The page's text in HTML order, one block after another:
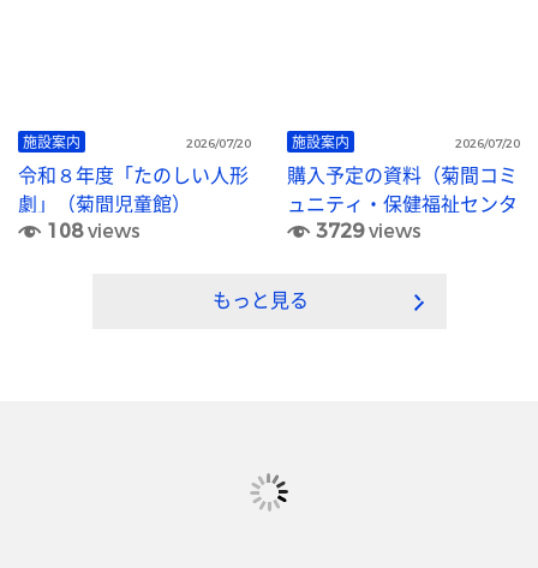
施設案内 2026/07/20
令和８年度「たのしい人形
劇」（菊間児童館）
108views
施設案内 2026/07/20
購入予定の資料（菊間コミ
ュニティ・保健福祉センタ
ー図書室）
3729views
もっと見る